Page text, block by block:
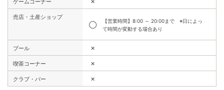
ゲームコーナー ✕
売店・土産ショップ
◯
【営業時間】8:00 ～ 20:00まで ※日によっ
て時間が変動する場合あり
プール ✕
喫茶コーナー ✕
クラブ・バー ✕